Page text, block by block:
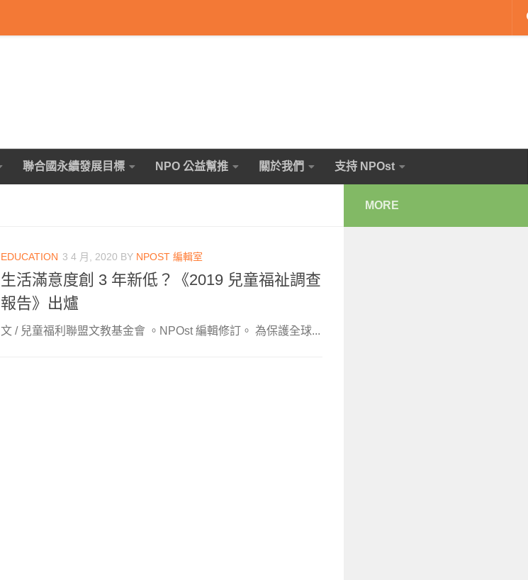
聯合國永續發展目標 NPO 公益幫推 關於我們 支持 NPOst
EDUCATION 3 4 月, 2020 BY NPOST 編輯室
生活滿意度創 3 年新低？《2019 兒童福祉調查
報告》出爐
文 / 兒童福利聯盟文教基金會 。NPOst 編輯修訂。 為保護全球...
MORE